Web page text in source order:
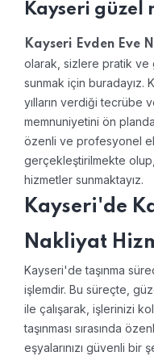
Kayseri güzel
Kayseri Evden Eve
olarak, sizlere pratik ve
sunmak için buradayız.
yılların verdiği tecrübe
memnuniyetini ön
özenli ve profesyonel
gerçekleştirilmekte
hizmetler sunmaktayız.
Kayseri'de
Nakliyat
Kayseri'de taşınma
işlemdir. Bu süreçte,
ile çalışarak, işlerinizi
taşınması sırasında
eşyalarınızı güvenli bir